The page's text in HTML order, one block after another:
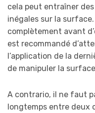
cela peut entraîner
inégales sur la
complètement avant
est recommandé
l’application de la
de manipuler la
A contrario, il ne faut
longtemps entre deux